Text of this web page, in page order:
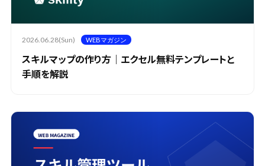
2026.06.28(Sun) WEBマガジン
スキルマップの作り方｜エクセル無料テンプレートと
手順を解説